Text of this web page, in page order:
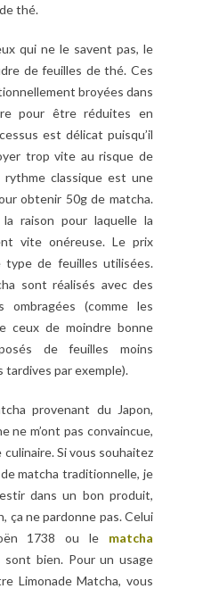
thé.
qui ne le savent pas, le
de feuilles de thé. Ces
broyées dans
pour être réduites en
est délicat puisqu’il
trop vite au risque de
rythme classique est une
obtenir 50g de matcha.
raison pour laquelle la
vite onéreuse. Le prix
type de feuilles utilisées.
sont réalisés avec des
ombragées (comme les
ceux de moindre bonne
de feuilles moins
par exemple).
provenant du Japon,
ne m’ont pas convaincue,
Si vous souhaitez
matcha traditionnelle, je
dans un bon produit,
ça ne pardonne pas. Celui
1738 ou le matcha
sont bien. Pour un usage
Limonade Matcha, vous